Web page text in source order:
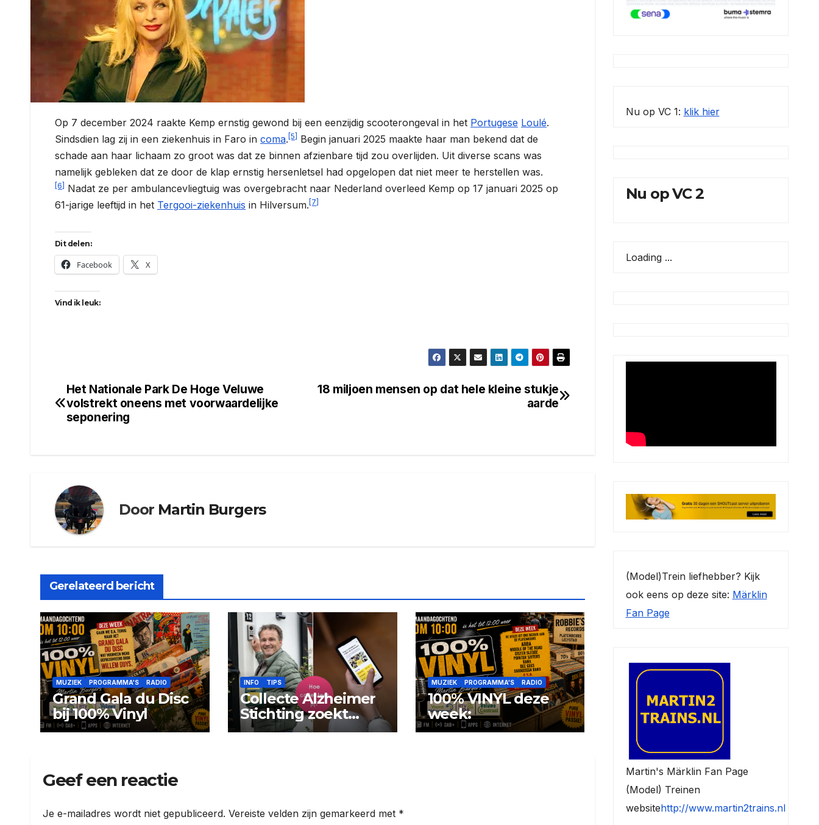
Op 7 december 2024 raakte Kemp ernstig gewond bij een eenzijdig scooterongeval in het Portugese Loulé.
Sindsdien lag zij in een ziekenhuis in Faro in coma. [5]
Begin januari 2025 maakte haar man bekend dat de
schade aan haar lichaam zo groot was dat ze binnen afzienbare tijd zou overlijden. Uit diverse scans was
namelijk gebleken dat ze door de klap ernstig hersenletsel had opgelopen dat niet meer te herstellen was.
[6]
Nadat ze per ambulancevliegtuig was overgebracht naar Nederland overleed Kemp op 17 januari 2025 op
61-jarige leeftijd in het Tergooi-ziekenhuis in Hilversum. [7]
Dit delen:
Facebook X
Vind ik leuk:
Bericht
navigatie
18 miljoen mensen op dat hele kleine stukje
aarde
Het Nationale Park De Hoge Veluwe
volstrekt oneens met voorwaardelijke
seponering
Door Martin Burgers
Gerelateerd bericht
MUZIEK PROGRAMMA'S RADIO
Grand Gala du Disc
bij 100% Vinyl
INFO TIPS
Collecte Alzheimer
Stichting zoekt
collectanten
MUZIEK PROGRAMMA'S RADIO
100% VINYL deze
week:
Geef een reactie
Je e-mailadres wordt niet gepubliceerd. Vereiste velden zijn gemarkeerd met *
Nu op VC 1: klik hier
Nu op VC 2
Loading ...
(Model)Trein liefhebber? Kijk
ook eens op deze site: Märklin
Fan Page
Martin's Märklin Fan Page
(Model) Treinen
websitehttp://www.martin2trains.nl